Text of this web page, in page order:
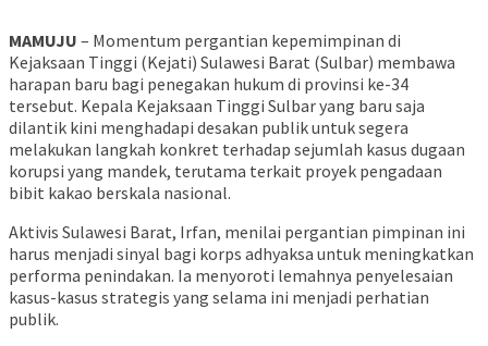
MAMUJU – Momentum pergantian kepemimpinan di
Kejaksaan Tinggi (Kejati) Sulawesi Barat (Sulbar) membawa
harapan baru bagi penegakan hukum di provinsi ke-34
tersebut. Kepala Kejaksaan Tinggi Sulbar yang baru saja
dilantik kini menghadapi desakan publik untuk segera
melakukan langkah konkret terhadap sejumlah kasus dugaan
korupsi yang mandek, terutama terkait proyek pengadaan
bibit kakao berskala nasional.
​Aktivis Sulawesi Barat, Irfan, menilai pergantian pimpinan ini
harus menjadi sinyal bagi korps adhyaksa untuk meningkatkan
performa penindakan. Ia menyoroti lemahnya penyelesaian
kasus-kasus strategis yang selama ini menjadi perhatian
publik.